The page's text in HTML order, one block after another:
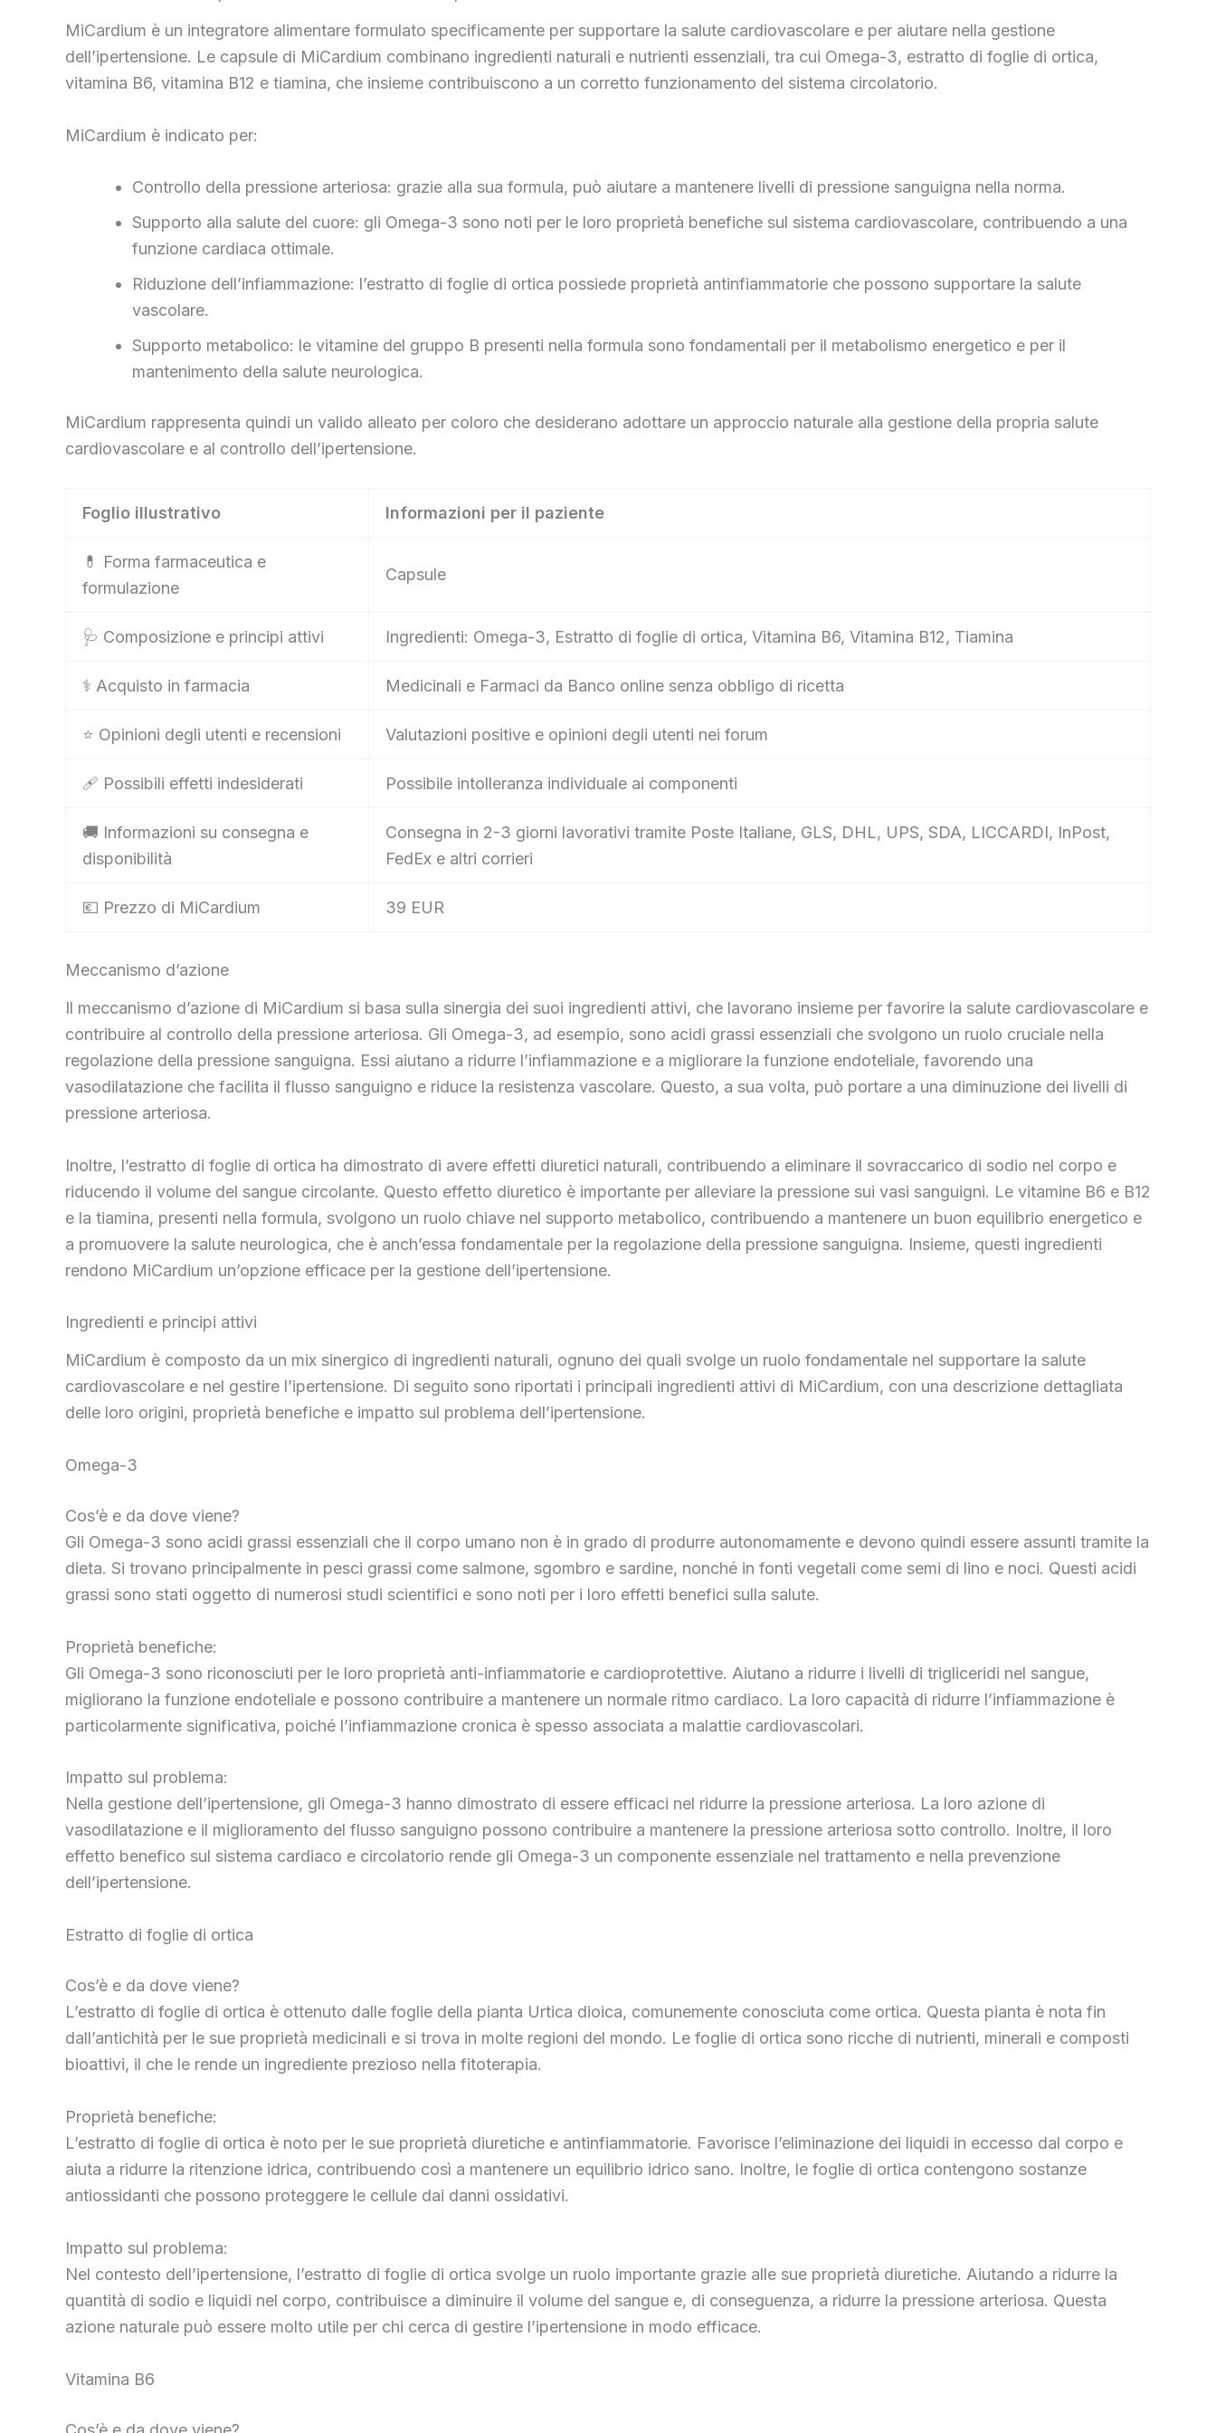
MiCardium è un integratore alimentare formulato specificamente per supportare la salute cardiovascolare e per aiutare nella gestione
dell’ipertensione. Le capsule di MiCardium combinano ingredienti naturali e nutrienti essenziali, tra cui Omega-3, estratto di foglie di ortica,
vitamina B6, vitamina B12 e tiamina, che insieme contribuiscono a un corretto funzionamento del sistema circolatorio.
MiCardium è indicato per:
Controllo della pressione arteriosa: grazie alla sua formula, può aiutare a mantenere livelli di pressione sanguigna nella norma.
Supporto alla salute del cuore: gli Omega-3 sono noti per le loro proprietà benefiche sul sistema cardiovascolare, contribuendo a una
funzione cardiaca ottimale.
Riduzione dell’infiammazione: l’estratto di foglie di ortica possiede proprietà antinfiammatorie che possono supportare la salute
vascolare.
Supporto metabolico: le vitamine del gruppo B presenti nella formula sono fondamentali per il metabolismo energetico e per il
mantenimento della salute neurologica.
MiCardium rappresenta quindi un valido alleato per coloro che desiderano adottare un approccio naturale alla gestione della propria salute
cardiovascolare e al controllo dell’ipertensione.
Foglio illustrativo Informazioni per il paziente
💊 Forma farmaceutica e
formulazione
Capsule
🩺 Composizione e principi attivi Ingredienti: Omega-3, Estratto di foglie di ortica, Vitamina B6, Vitamina B12, Tiamina
⚕️ Acquisto in farmacia Medicinali e Farmaci da Banco online senza obbligo di ricetta
⭐ Opinioni degli utenti e recensioni Valutazioni positive e opinioni degli utenti nei forum
🩹 Possibili effetti indesiderati Possibile intolleranza individuale ai componenti
🚚 Informazioni su consegna e
disponibilità
Consegna in 2-3 giorni lavorativi tramite Poste Italiane, GLS, DHL, UPS, SDA, LICCARDI, InPost,
FedEx e altri corrieri
💶 Prezzo di MiCardium 39 EUR
Meccanismo d’azione
Il meccanismo d’azione di MiCardium si basa sulla sinergia dei suoi ingredienti attivi, che lavorano insieme per favorire la salute cardiovascolare e
contribuire al controllo della pressione arteriosa. Gli Omega-3, ad esempio, sono acidi grassi essenziali che svolgono un ruolo cruciale nella
regolazione della pressione sanguigna. Essi aiutano a ridurre l’infiammazione e a migliorare la funzione endoteliale, favorendo una
vasodilatazione che facilita il flusso sanguigno e riduce la resistenza vascolare. Questo, a sua volta, può portare a una diminuzione dei livelli di
pressione arteriosa.
Inoltre, l’estratto di foglie di ortica ha dimostrato di avere effetti diuretici naturali, contribuendo a eliminare il sovraccarico di sodio nel corpo e
riducendo il volume del sangue circolante. Questo effetto diuretico è importante per alleviare la pressione sui vasi sanguigni. Le vitamine B6 e B12
e la tiamina, presenti nella formula, svolgono un ruolo chiave nel supporto metabolico, contribuendo a mantenere un buon equilibrio energetico e
a promuovere la salute neurologica, che è anch’essa fondamentale per la regolazione della pressione sanguigna. Insieme, questi ingredienti
rendono MiCardium un’opzione efficace per la gestione dell’ipertensione.
Ingredienti e principi attivi
MiCardium è composto da un mix sinergico di ingredienti naturali, ognuno dei quali svolge un ruolo fondamentale nel supportare la salute
cardiovascolare e nel gestire l’ipertensione. Di seguito sono riportati i principali ingredienti attivi di MiCardium, con una descrizione dettagliata
delle loro origini, proprietà benefiche e impatto sul problema dell’ipertensione.
Omega-3
Cos’è e da dove viene?
Gli Omega-3 sono acidi grassi essenziali che il corpo umano non è in grado di produrre autonomamente e devono quindi essere assunti tramite la
dieta. Si trovano principalmente in pesci grassi come salmone, sgombro e sardine, nonché in fonti vegetali come semi di lino e noci. Questi acidi
grassi sono stati oggetto di numerosi studi scientifici e sono noti per i loro effetti benefici sulla salute.
Proprietà benefiche:
Gli Omega-3 sono riconosciuti per le loro proprietà anti-infiammatorie e cardioprotettive. Aiutano a ridurre i livelli di trigliceridi nel sangue,
migliorano la funzione endoteliale e possono contribuire a mantenere un normale ritmo cardiaco. La loro capacità di ridurre l’infiammazione è
particolarmente significativa, poiché l’infiammazione cronica è spesso associata a malattie cardiovascolari.
Impatto sul problema:
Nella gestione dell’ipertensione, gli Omega-3 hanno dimostrato di essere efficaci nel ridurre la pressione arteriosa. La loro azione di
vasodilatazione e il miglioramento del flusso sanguigno possono contribuire a mantenere la pressione arteriosa sotto controllo. Inoltre, il loro
effetto benefico sul sistema cardiaco e circolatorio rende gli Omega-3 un componente essenziale nel trattamento e nella prevenzione
dell’ipertensione.
Estratto di foglie di ortica
Cos’è e da dove viene?
L’estratto di foglie di ortica è ottenuto dalle foglie della pianta Urtica dioica, comunemente conosciuta come ortica. Questa pianta è nota fin
dall’antichità per le sue proprietà medicinali e si trova in molte regioni del mondo. Le foglie di ortica sono ricche di nutrienti, minerali e composti
bioattivi, il che le rende un ingrediente prezioso nella fitoterapia.
Proprietà benefiche:
L’estratto di foglie di ortica è noto per le sue proprietà diuretiche e antinfiammatorie. Favorisce l’eliminazione dei liquidi in eccesso dal corpo e
aiuta a ridurre la ritenzione idrica, contribuendo così a mantenere un equilibrio idrico sano. Inoltre, le foglie di ortica contengono sostanze
antiossidanti che possono proteggere le cellule dai danni ossidativi.
Impatto sul problema:
Nel contesto dell’ipertensione, l’estratto di foglie di ortica svolge un ruolo importante grazie alle sue proprietà diuretiche. Aiutando a ridurre la
quantità di sodio e liquidi nel corpo, contribuisce a diminuire il volume del sangue e, di conseguenza, a ridurre la pressione arteriosa. Questa
azione naturale può essere molto utile per chi cerca di gestire l’ipertensione in modo efficace.
Vitamina B6